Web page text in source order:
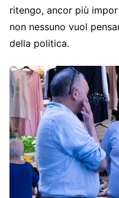
ritengo, ancor più
non nessuno vuol
della politica.